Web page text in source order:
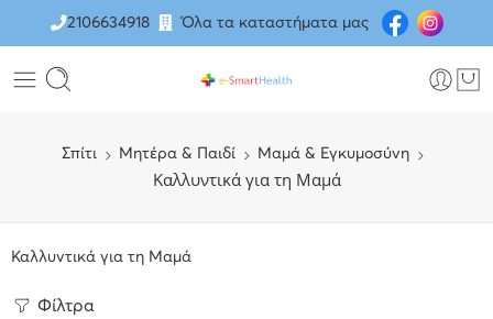
2106634918 Όλα τα καταστήματα μας
Σπίτι Μητέρα & Παιδί Μαμά & Εγκυμοσύνη
Καλλυντικά για τη Μαμά
Καλλυντικά για τη Μαμά
Φίλτρα